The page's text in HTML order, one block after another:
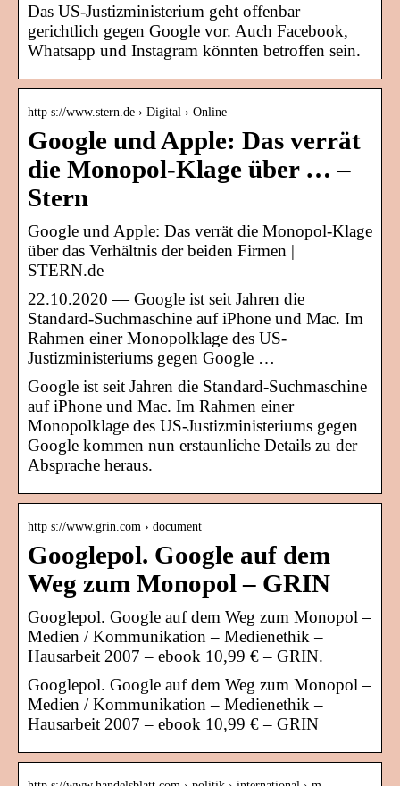
Das US-Justizministerium geht offenbar
gerichtlich gegen Google vor. Auch Facebook,
Whatsapp und Instagram könnten betroffen sein.
http s://www.stern.de › Digital › Online
Google und Apple: Das verrät
die Monopol-Klage über … –
Stern
Google und Apple: Das verrät die Monopol-Klage
über das Verhältnis der beiden Firmen |
STERN.de
22.10.2020 — Google ist seit Jahren die
Standard-Suchmaschine auf iPhone und Mac. Im
Rahmen einer Monopolklage des US-
Justizministeriums gegen Google …
Google ist seit Jahren die Standard-Suchmaschine
auf iPhone und Mac. Im Rahmen einer
Monopolklage des US-Justizministeriums gegen
Google kommen nun erstaunliche Details zu der
Absprache heraus.
http s://www.grin.com › document
Googlepol. Google auf dem
Weg zum Monopol – GRIN
Googlepol. Google auf dem Weg zum Monopol –
Medien / Kommunikation – Medienethik –
Hausarbeit 2007 – ebook 10,99 € – GRIN.
Googlepol. Google auf dem Weg zum Monopol –
Medien / Kommunikation – Medienethik –
Hausarbeit 2007 – ebook 10,99 € – GRIN